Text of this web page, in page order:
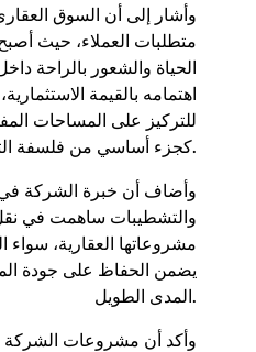
وأشار إلى أن السوق
متطلبات العملاء، حيث
الحياة والشعور بالراحة
اهتمامه بالقيمة
للتركيز على المساحات
كجزء أساسي من فلسفة التطوير.
وأضاف أن خبرة الشركة في
والتشطيبات ساهمت في نقل
مشروعاتها العقارية، سواء
يضمن الحفاظ على جودة
المدى الطويل.
وأكد أن مشروعات الشركة